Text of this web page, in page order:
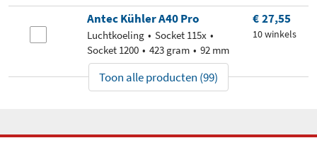
Antec Kühler A40 Pro
Luchtkoeling
Socket 115x
Socket 1200
423 gram 92 mm
€ 27,55
10 winkels
Toon alle producten (99)